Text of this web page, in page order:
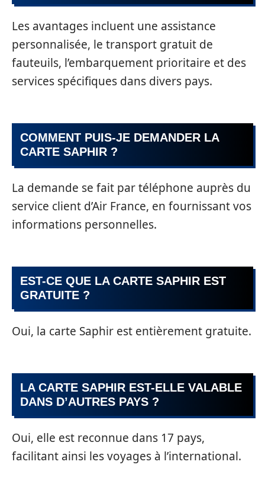
Les avantages incluent une assistance
personnalisée, le transport gratuit de
fauteuils, l’embarquement prioritaire et des
services spécifiques dans divers pays.
COMMENT PUIS-JE DEMANDER LA
CARTE SAPHIR ?
La demande se fait par téléphone auprès du
service client d’Air France, en fournissant vos
informations personnelles.
EST-CE QUE LA CARTE SAPHIR EST
GRATUITE ?
Oui, la carte Saphir est entièrement gratuite.
LA CARTE SAPHIR EST-ELLE VALABLE
DANS D’AUTRES PAYS ?
Oui, elle est reconnue dans 17 pays,
facilitant ainsi les voyages à l’international.